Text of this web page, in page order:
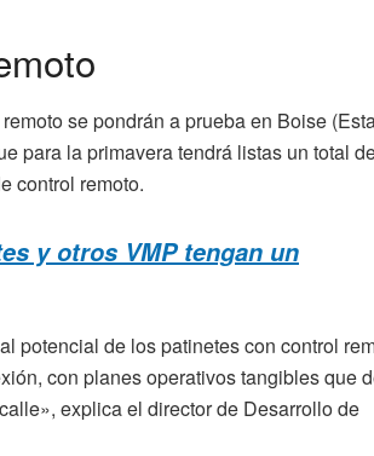
se pondrán a prueba en Boise
para la primavera tendrá listas un total
control remoto.
y otros VMP tengan un
potencial de los patinetes con control
con planes operativos tangibles que
explica el director de Desarrollo de